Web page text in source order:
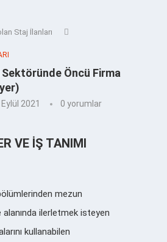
Staj İlanları
Öncü Firma
2021 0 yorumlar
VE İŞ TANIMI
mezun
ilerletmek isteyen
kullanabilen